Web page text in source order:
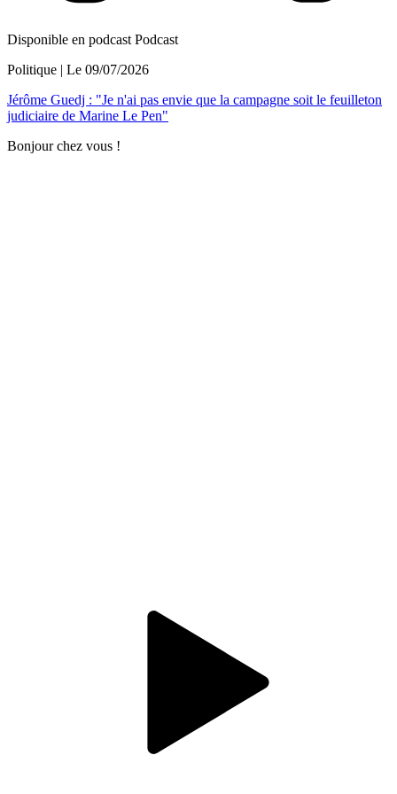
Disponible en podcast Podcast
Politique | Le 09/07/2026
Jérôme Guedj : "Je n'ai pas envie que la campagne soit le feuilleton
judiciaire de Marine Le Pen"
Bonjour chez vous !